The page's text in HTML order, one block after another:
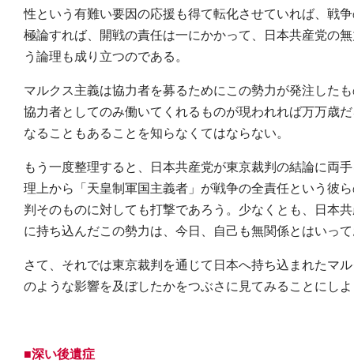
性という有難い要因の応援も得て転化させていれば、戦
極論すれば、開戦の責任は一にかかって、日本共産党の
う論理も成り立つのである。
マルクス主義は協力者を募るためにこの勢力が発注した
協力者としてのみ働いてくれるものが現われれば万万歳
なることもあることを知らなくてはならない。
もう一度整理すると、日本共産党が東京裁判の結論に両
理上から「天皇制軍国主義者」が戦争の全責任という彼
判そのものに対しても打撃であろう。少なくとも、日本
に持ち込んだこの勢力は、今日、自己も無関係とはいっ
さて、それでは東京裁判を通じて日本へ持ち込まれたマ
のような影響を及ぼしたかをつぶさに見てみることにし
■深い後遺症